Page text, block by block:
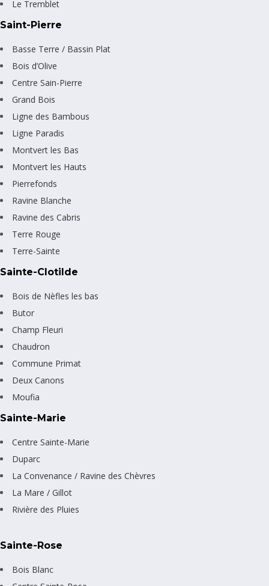
Le Tremblet
Saint-Pierre
Basse Terre / Bassin Plat
Bois d’Olive
Centre Sain-Pierre
Grand Bois
Ligne des Bambous
Ligne Paradis
Montvert les Bas
Montvert les Hauts
Pierrefonds
Ravine Blanche
Ravine des Cabris
Terre Rouge
Terre-Sainte
Sainte-Clotilde
Bois de Nèfles les bas
Butor
Champ Fleuri
Chaudron
Commune Primat
Deux Canons
Moufia
Sainte-Marie
Centre Sainte-Marie
Duparc
La Convenance / Ravine des Chèvres
La Mare / Gillot
Rivière des Pluies
Sainte-Rose
Bois Blanc